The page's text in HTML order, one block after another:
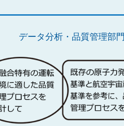
データ分析・品質管理部